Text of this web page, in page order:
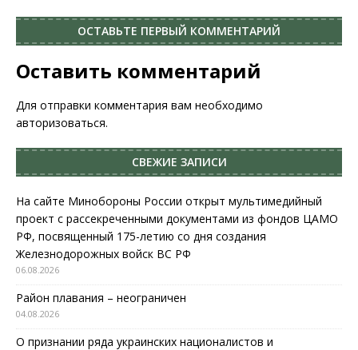
ОСТАВЬТЕ ПЕРВЫЙ КОММЕНТАРИЙ
Оставить комментарий
Для отправки комментария вам необходимо
авторизоваться.
СВЕЖИЕ ЗАПИСИ
На сайте Минобороны России открыт мультимедийный
проект с рассекреченными документами из фондов ЦАМО
РФ, посвященный 175-летию со дня создания
Железнодорожных войск ВС РФ
06.08.2026
Район плавания – неограничен
04.08.2026
О признании ряда украинских националистов и